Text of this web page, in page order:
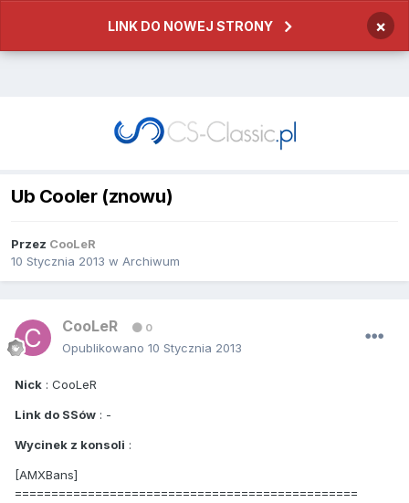
LINK DO NOWEJ STRONY ×
Ub Cooler (znowu)
Przez CooLeR
10 Stycznia 2013 w Archiwum
CooLeR 0
Opublikowano 10 Stycznia 2013
Nick : CooLeR
Link do SSów : -
Wycinek z konsoli :
[AMXBans]
===============================================